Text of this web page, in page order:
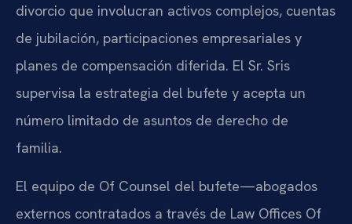
divorcio que involucran activos complejos, cuentas
de jubilación, participaciones empresariales y
planes de compensación diferida. El Sr. Sris
supervisa la estrategia del bufete y acepta un
número limitado de asuntos de derecho de
familia.
El equipo de Of Counsel del bufete—abogados
externos contratados a través de Law Offices Of